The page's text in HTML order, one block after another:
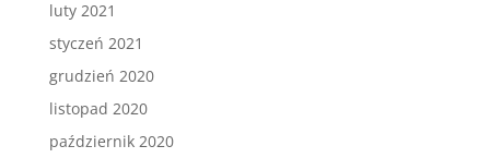
luty 2021
styczeń 2021
grudzień 2020
listopad 2020
październik 2020